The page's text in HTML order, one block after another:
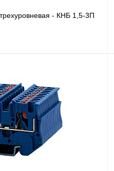
- КНБ 1,5-3П
Сравнение
Под заказ